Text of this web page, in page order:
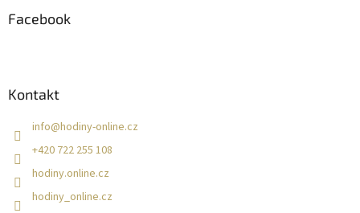
Facebook
Kontakt
info@hodiny-online.cz
+420 722 255 108
hodiny.online.cz
hodiny_online.cz